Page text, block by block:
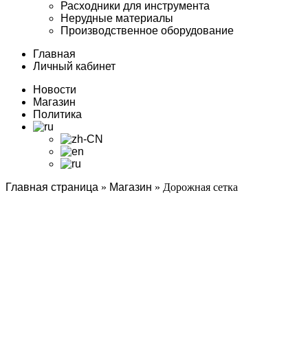
Расходники для инструмента
Нерудные материалы
Производственное оборудование
Главная
Личный кабинет
Новости
Магазин
Политика
Главная страница » Магазин » Дорожная сетка